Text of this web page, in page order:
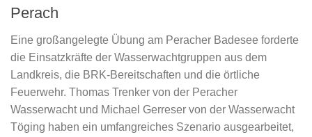
Perach
Eine großangelegte Übung am Peracher Badesee forderte
die Einsatzkräfte der Wasserwachtgruppen aus dem
Landkreis, die BRK-Bereitschaften und die örtliche
Feuerwehr. Thomas Trenker von der Peracher
Wasserwacht und Michael Gerreser von der Wasserwacht
Töging haben ein umfangreiches Szenario ausgearbeitet,